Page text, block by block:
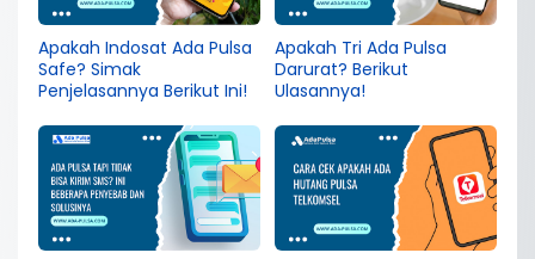
Apakah Indosat Ada Pulsa
Safe? Simak
Penjelasannya Berikut Ini!
Apakah Tri Ada Pulsa
Darurat? Berikut
Ulasannya!